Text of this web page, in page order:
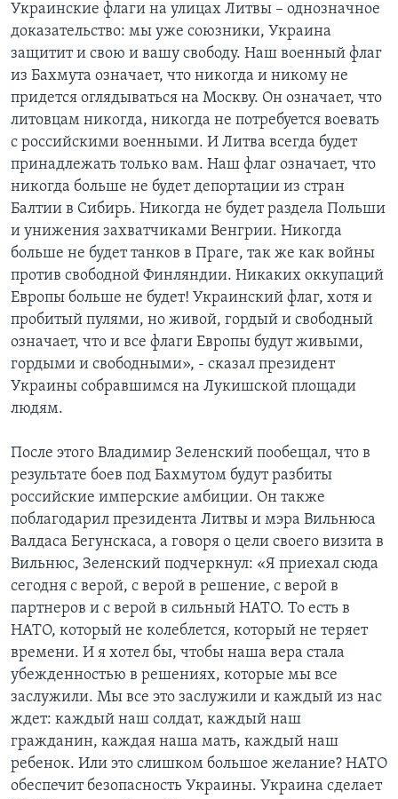
Украинские флаги на улицах Литвы – однозначное
доказательство: мы уже союзники, Украина
защитит и свою и вашу свободу. Наш военный флаг
из Бахмута означает, что никогда и никому не
придется оглядываться на Москву. Он означает, что
литовцам никогда, никогда не потребуется воевать
с российскими военными. И Литва всегда будет
принадлежать только вам. Наш флаг означает, что
никогда больше не будет депортации из стран
Балтии в Сибирь. Никогда не будет раздела Польши
и унижения захватчиками Венгрии. Никогда
больше не будет танков в Праге, так же как войны
против свободной Финляндии. Никаких оккупаций
Европы больше не будет! Украинский флаг, хотя и
пробитый пулями, но живой, гордый и свободный
означает, что и все флаги Европы будут живыми,
гордыми и свободными», - сказал президент
Украины собравшимся на Лукишской площади
людям.
После этого Владимир Зеленский пообещал, что в
результате боев под Бахмутом будут разбиты
российские имперские амбиции. Он также
поблагодарил президента Литвы и мэра Вильнюса
Валдаса Бегунскаса, а говоря о цели своего визита в
Вильнюс, Зеленский подчеркнул: «Я приехал сюда
сегодня с верой, с верой в решение, с верой в
партнеров и с верой в сильный НАТО. То есть в
НАТО, который не колеблется, который не теряет
времени. И я хотел бы, чтобы наша вера стала
убежденностью в решениях, которые мы все
заслужили. Мы все это заслужили и каждый из нас
ждет: каждый наш солдат, каждый наш
гражданин, каждая наша мать, каждый наш
ребенок. Или это слишком большое желание? НАТО
обеспечит безопасность Украины. Украина сделает